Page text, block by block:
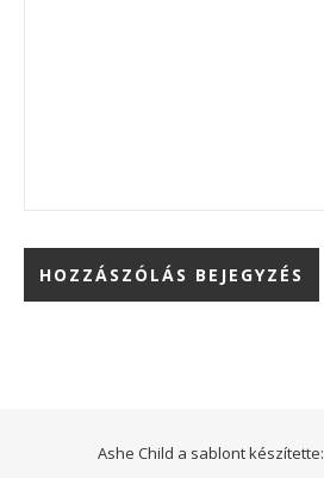
Ashe Child a sablont készítette: